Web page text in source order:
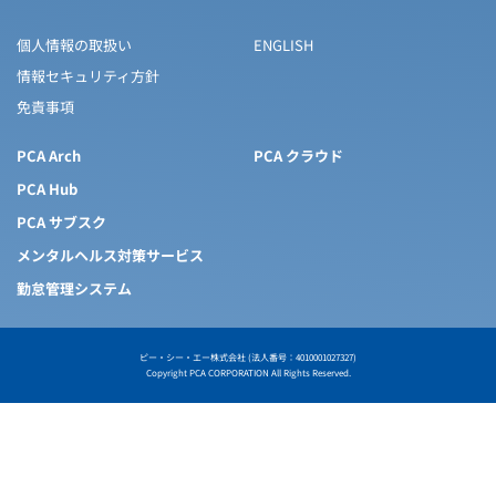
個人情報の取扱い
情報セキュリティ方針
免責事項
ENGLISH
PCA Arch
PCA Hub
PCA サブスク
メンタルヘルス対策サービス
勤怠管理システム
PCA クラウド
ピー・シー・エー株式会社 (法人番号：4010001027327)
Copyright PCA CORPORATION All Rights Reserved.